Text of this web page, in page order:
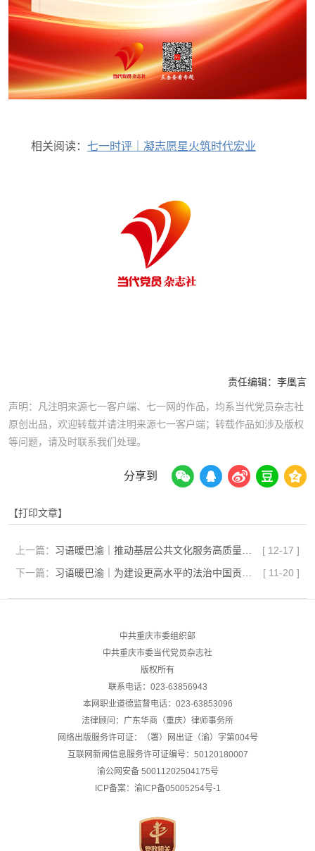
相关阅读： 七一时评｜凝志愿星火筑时代宏业
责任编辑： 李凰言
声明：凡注明来源七一客户端、七一网的作品，均系当代党员杂志社
原创出品，欢迎转载并请注明来源七一客户端；转载作品如涉及版权
等问题，请及时联系我们处理。
分享到
【打印文章】
上一篇： [ 12-17 ]
下一篇：
[ 11-20 ]
中共重庆市委组织部
中共重庆市委当代党员杂志社
版权所有
联系电话：023-63856943
本网职业道德监督电话：023-63853096
法律顾问：广东华商（重庆）律师事务所
网络出版服务许可证：（署）网出证（渝）字第004号
互联网新闻信息服务许可证编号：50120180007
渝公网安备 50011202504175号
ICP备案：渝ICP备05005254号-1